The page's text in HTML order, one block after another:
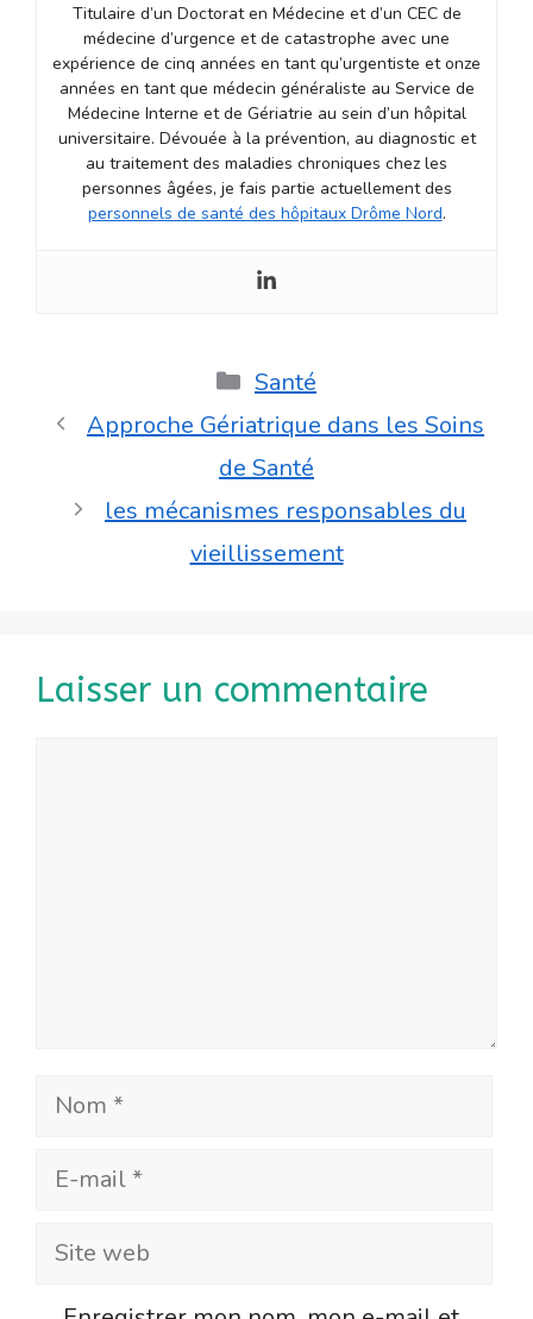
Titulaire d’un Doctorat en Médecine et d’un CEC de
médecine d’urgence et de catastrophe avec une
expérience de cinq années en tant qu’urgentiste et onze
années en tant que médecin généraliste au Service de
Médecine Interne et de Gériatrie au sein d’un hôpital
universitaire. Dévouée à la prévention, au diagnostic et
au traitement des maladies chroniques chez les
personnes âgées, je fais partie actuellement des
personnels de santé des hôpitaux Drôme Nord.
Catégories
Santé
Approche Gériatrique dans les Soins
de Santé
les mécanismes responsables du
vieillissement
Laisser un commentaire
Nom
E-
Site